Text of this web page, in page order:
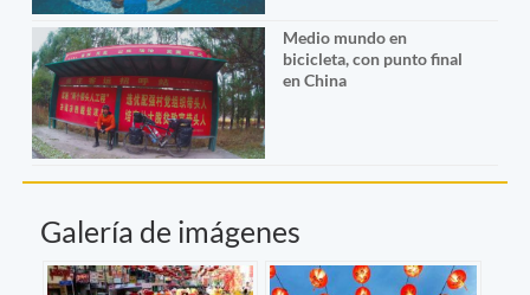
Medio mundo en
bicicleta, con punto final
en China
Galería de imágenes